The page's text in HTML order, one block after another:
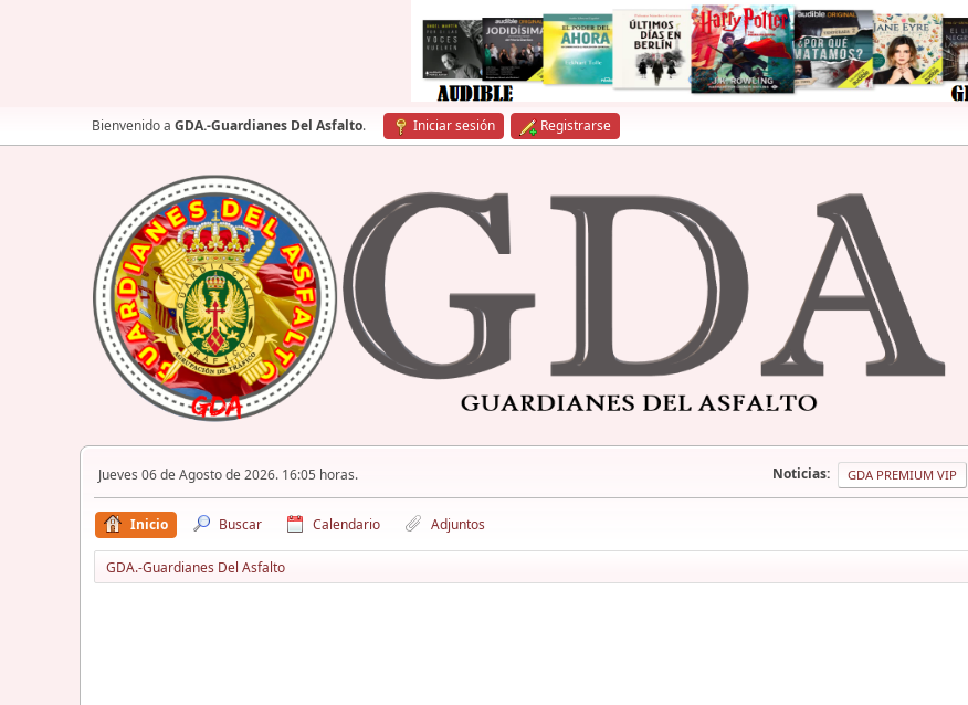
Bienvenido a GDA.-Guardianes Del Asfalto. Iniciar sesión Registrarse
Jueves 06 de Agosto de 2026. 16:05 horas. Noticias: GDA PREMIUM VIP
Inicio Buscar Calendario Adjuntos
GDA.-Guardianes Del Asfalto